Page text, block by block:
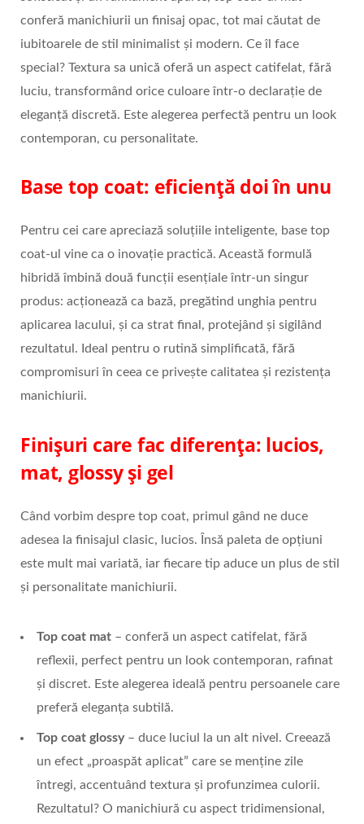
conferă manichiurii un finisaj opac, tot mai căutat de
iubitoarele de stil minimalist și modern. Ce îl face
special? Textura sa unică oferă un aspect catifelat, fără
luciu, transformând orice culoare într-o declarație de
eleganță discretă. Este alegerea perfectă pentru un look
contemporan, cu personalitate.
Base top coat: eficiență doi în unu
Pentru cei care apreciază soluțiile inteligente, base top
coat-ul vine ca o inovație practică. Această formulă
hibridă îmbină două funcții esențiale într-un singur
produs: acționează ca bază, pregătind unghia pentru
aplicarea lacului, și ca strat final, protejând și sigilând
rezultatul. Ideal pentru o rutină simplificată, fără
compromisuri în ceea ce privește calitatea și rezistența
manichiurii.
Finișuri care fac diferența: lucios,
mat, glossy și gel
Când vorbim despre top coat, primul gând ne duce
adesea la finisajul clasic, lucios. Însă paleta de opțiuni
este mult mai variată, iar fiecare tip aduce un plus de stil
și personalitate manichiurii.
Top coat mat – conferă un aspect catifelat, fără
reflexii, perfect pentru un look contemporan, rafinat
și discret. Este alegerea ideală pentru persoanele care
preferă eleganța subtilă.
Top coat glossy– duce luciul la un alt nivel. Creează
un efect „proaspăt aplicat” care se menține zile
întregi, accentuând textura și profunzimea culorii.
Rezultatul? O manichiură cu aspect tridimensional,